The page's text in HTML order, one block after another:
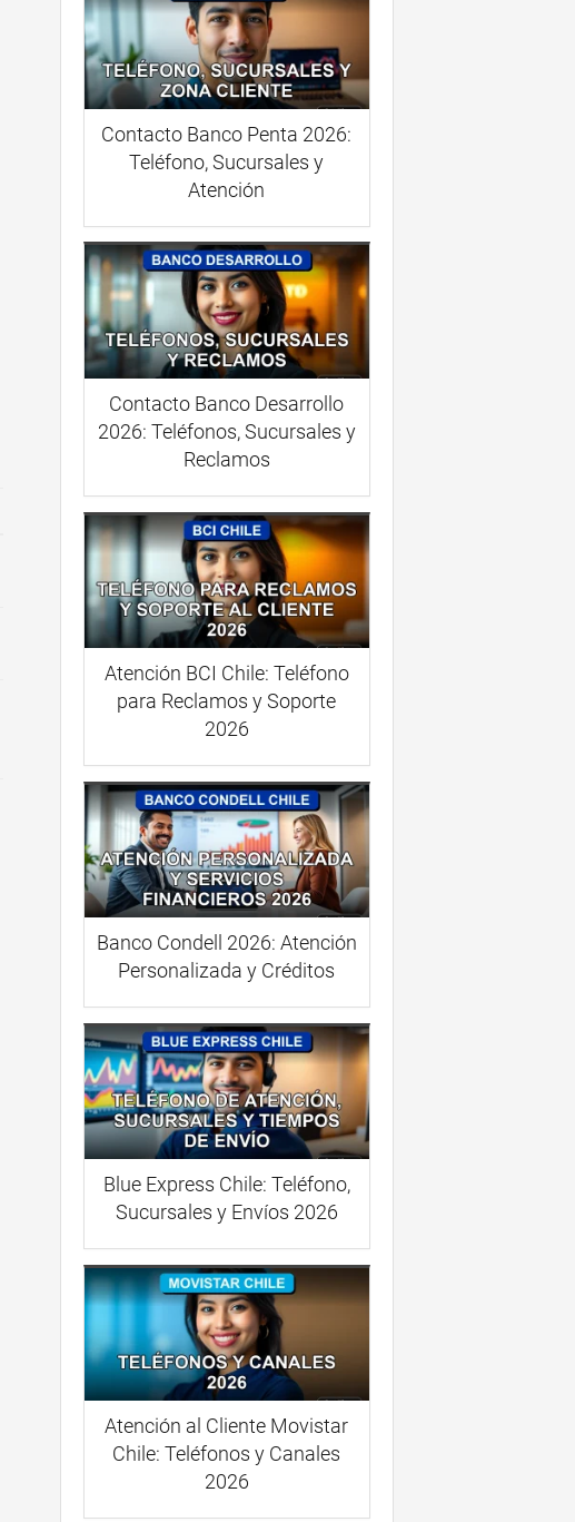
Contacto Banco Penta 2026:
Teléfono, Sucursales y
Atención
Contacto Banco Desarrollo
2026: Teléfonos, Sucursales y
Reclamos
Atención BCI Chile: Teléfono
para Reclamos y Soporte
2026
Banco Condell 2026: Atención
Personalizada y Créditos
Blue Express Chile: Teléfono,
Sucursales y Envíos 2026
Atención al Cliente Movistar
Chile: Teléfonos y Canales
2026